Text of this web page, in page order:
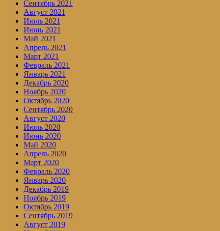
Сентябрь 2021
Август 2021
Июль 2021
Июнь 2021
Май 2021
Апрель 2021
Март 2021
Февраль 2021
Январь 2021
Декабрь 2020
Ноябрь 2020
Октябрь 2020
Сентябрь 2020
Август 2020
Июль 2020
Июнь 2020
Май 2020
Апрель 2020
Март 2020
Февраль 2020
Январь 2020
Декабрь 2019
Ноябрь 2019
Октябрь 2019
Сентябрь 2019
Август 2019